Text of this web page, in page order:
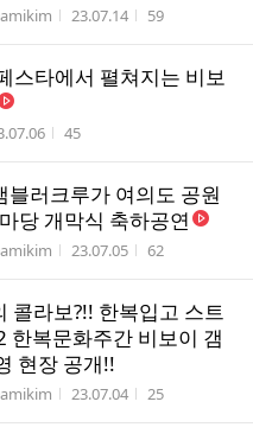
성자 작성시간
23.07.14 조회수
59
스타에서 펼쳐지는 비보
시간 조회수
45
블러크루가 여의도 공원
당 개막식 축하공연
성자 작성시간
23.07.05 조회수
62
콜라보?!! 한복입고 스트
한복문화주간 비보이 갬
현장 공개!!
성자 작성시간
23.07.04 조회수
25